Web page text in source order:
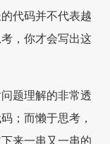
代码并不代表越
，你才会写出这
题理解的非常透
；而懒于思考，
来一串又一串的